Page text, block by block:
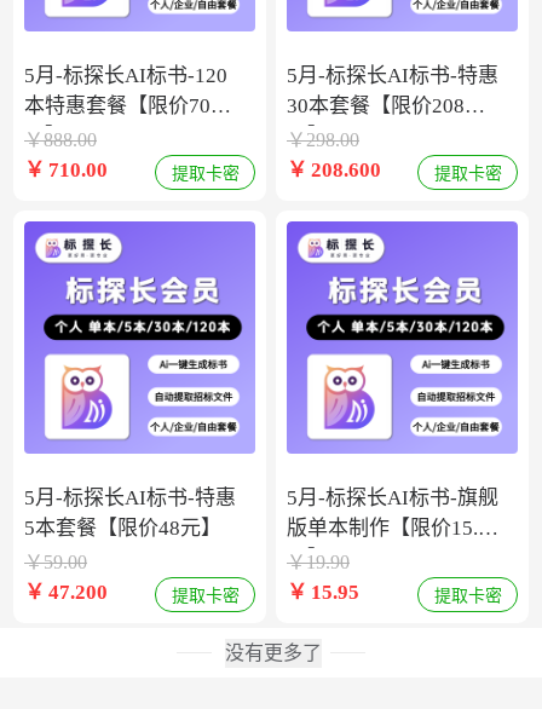
5月-标探长AI标书-120
本特惠套餐【限价708
元】
￥888.00
￥ 710.00 提取卡密
5月-标探长AI标书-特惠
5本套餐【限价48元】
￥59.00
￥ 47.200 提取卡密
5月-标探长AI标书-特惠
30本套餐【限价208
元】
￥298.00
￥ 208.600 提取卡密
5月-标探长AI标书-旗舰
版单本制作【限价15.9
元】
￥19.90
￥ 15.95 提取卡密
没有更多了